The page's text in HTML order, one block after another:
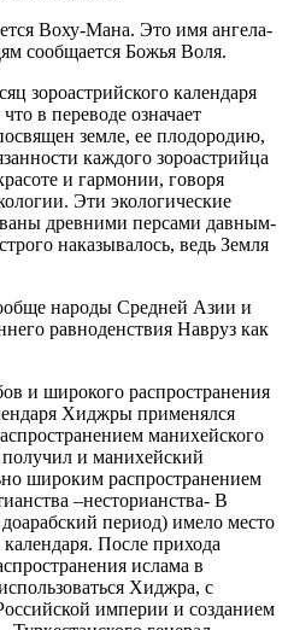
Воху-Мана. Это имя ангела-
сообщается Божья Воля.
зороастрийского календаря
в переводе означает
земле, ее плодородию,
каждого зороастрийца
и гармонии, говоря
Эти экологические
древними персами давным-
наказывалось, ведь Земля
народы Средней Азии и
равноденствия Навруз как
и широкого распространения
Хиджры применялся
манихейского
получил и манихейский
широким распространением
–несторианства- В
период) имело место
После прихода
ислама в
Хиджра, с
империи и созданием